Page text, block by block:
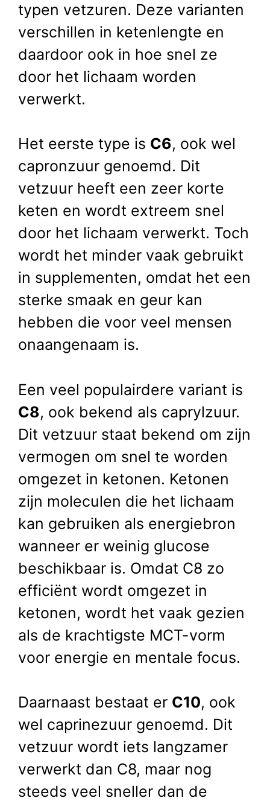
typen vetzuren. Deze varianten
verschillen in ketenlengte en
daardoor ook in hoe snel ze
door het lichaam worden
verwerkt.
Het eerste type is C6, ook wel
capronzuur genoemd. Dit
vetzuur heeft een zeer korte
keten en wordt extreem snel
door het lichaam verwerkt. Toch
wordt het minder vaak gebruikt
in supplementen, omdat het een
sterke smaak en geur kan
hebben die voor veel mensen
onaangenaam is.
Een veel populairdere variant is
C8, ook bekend als caprylzuur.
Dit vetzuur staat bekend om zijn
vermogen om snel te worden
omgezet in ketonen. Ketonen
zijn moleculen die het lichaam
kan gebruiken als energiebron
wanneer er weinig glucose
beschikbaar is. Omdat C8 zo
efficiënt wordt omgezet in
ketonen, wordt het vaak gezien
als de krachtigste MCT-vorm
voor energie en mentale focus.
Daarnaast bestaat er C10, ook
wel caprinezuur genoemd. Dit
vetzuur wordt iets langzamer
verwerkt dan C8, maar nog
steeds veel sneller dan de